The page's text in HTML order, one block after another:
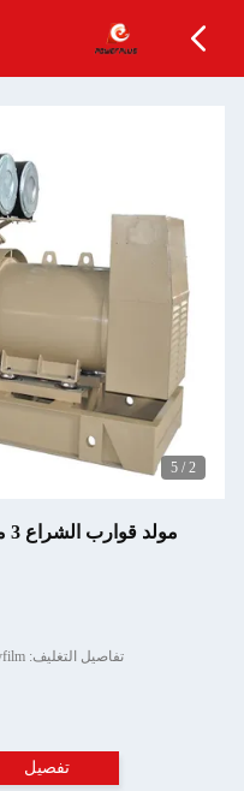
2
/
5
تفاصيل التغليف: Plyfilm أو الخشب الرقائقي مناسب للشحن البحري
تفصيل